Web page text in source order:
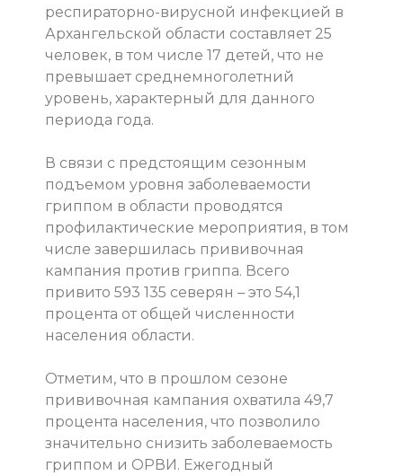
респираторно-вирусной инфекцией в
Архангельской области составляет 25
человек, в том числе 17 детей, что не
превышает среднемноголетний
уровень, характерный для данного
периода года.
В связи с предстоящим сезонным
подъемом уровня заболеваемости
гриппом в области проводятся
профилактические мероприятия, в том
числе завершилась прививочная
кампания против гриппа. Всего
привито 593 135 северян – это 54,1
процента от общей численности
населения области.
Отметим, что в прошлом сезоне
прививочная кампания охватила 49,7
процента населения, что позволило
значительно снизить заболеваемость
гриппом и ОРВИ. Ежегодный